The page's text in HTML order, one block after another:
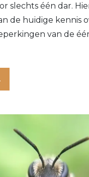
slechts één dar.
de huidige kennis
van de